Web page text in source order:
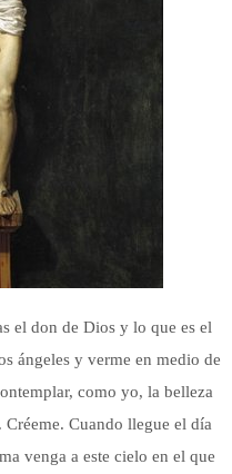
el don de Dios y lo que es el
ángeles y verme en medio de
como yo, la belleza
Cuando llegue el día
venga a este cielo en el que